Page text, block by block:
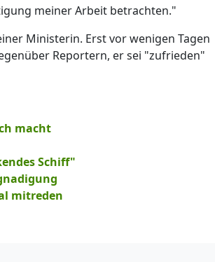
meiner Arbeit betrachten."
Ministerin. Erst vor wenigen Tagen
Reportern, er sei "zufrieden"
macht
Schiff"
mitreden